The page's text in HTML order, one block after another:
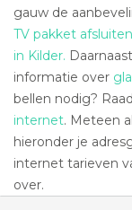
gauw de
TV pakket afsluiten
in Kilder.
informatie over
bellen nodig?
internet. Meteen
hieronder je
internet tarieven
over.